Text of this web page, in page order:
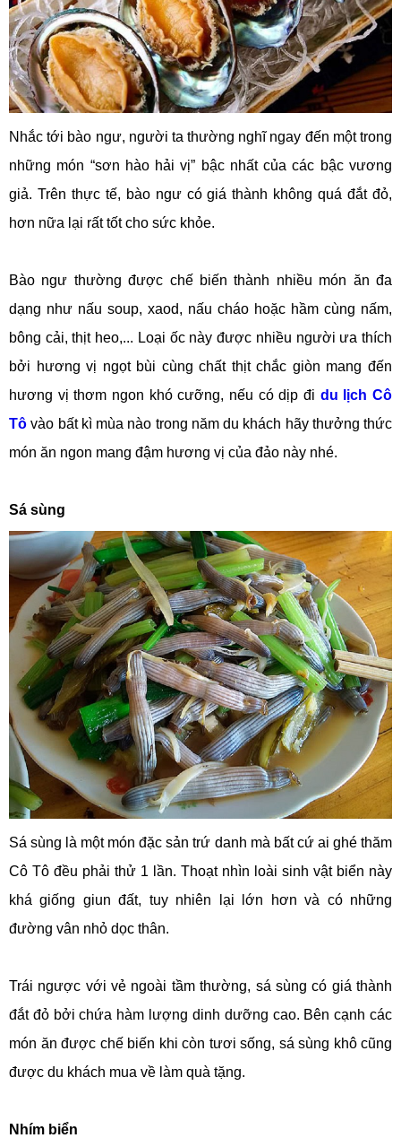
Nhắc tới bào ngư, người ta thường nghĩ ngay đến một trong
những món “sơn hào hải vị” bậc nhất của các bậc vương
giả. Trên thực tế, bào ngư có giá thành không quá đắt đỏ,
hơn nữa lại rất tốt cho sức khỏe.
Bào ngư thường được chế biến thành nhiều món ăn đa
dạng như nấu soup, xaod, nấu cháo hoặc hầm cùng nấm,
bông cải, thịt heo,... Loại ốc này được nhiều người ưa thích
bởi hương vị ngọt bùi cùng chất thịt chắc giòn mang đến
hương vị thơm ngon khó cưỡng, nếu có dịp đi du lịch Cô
Tô vào bất kì mùa nào trong năm du khách hãy thưởng thức
món ăn ngon mang đậm hương vị của đảo này nhé.
Sá sùng
Sá sùng là một món đặc sản trứ danh mà bất cứ ai ghé thăm
Cô Tô đều phải thử 1 lần. Thoạt nhìn loài sinh vật biển này
khá giống giun đất, tuy nhiên lại lớn hơn và có những
đường vân nhỏ dọc thân.
Trái ngược với vẻ ngoài tầm thường, sá sùng có giá thành
đắt đỏ bởi chứa hàm lượng dinh dưỡng cao. Bên cạnh các
món ăn được chế biến khi còn tươi sống, sá sùng khô cũng
được du khách mua về làm quà tặng.
Nhím biển